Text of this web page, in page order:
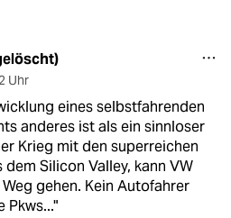
Uhr
eines selbstfahrenden
anderes ist als ein sinnloser
Krieg mit den superreichen
dem Silicon Valley, kann VW
gehen. Kein Autofahrer
Pkws..."